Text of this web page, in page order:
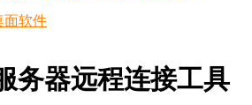
软件
务器远程连接工具